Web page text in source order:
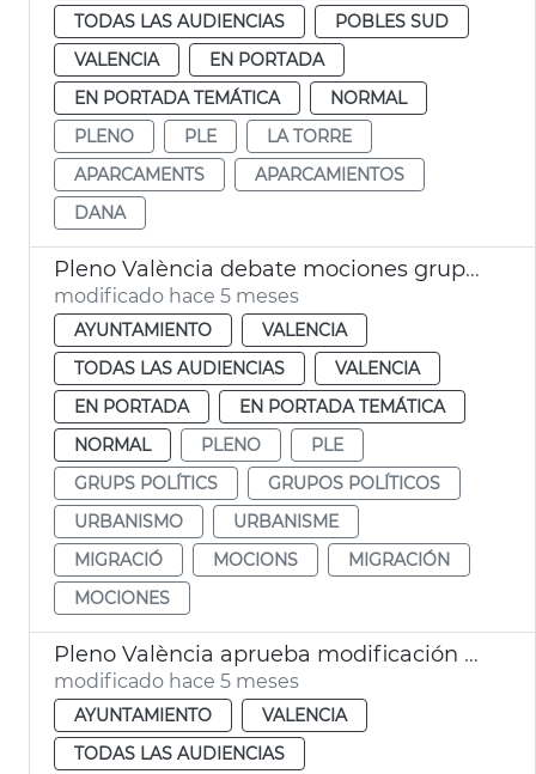
TODAS LAS AUDIENCIAS
POBLES SUD
VALENCIA
EN PORTADA
EN PORTADA TEMÁTICA
NORMAL
PLENO
PLE
LA TORRE
APARCAMENTS
APARCAMIENTOS
DANA
Pleno València debate mociones grupos municipales
modificado hace 5 meses
AYUNTAMIENTO
VALENCIA
TODAS LAS AUDIENCIAS
VALENCIA
EN PORTADA
EN PORTADA TEMÁTICA
NORMAL
PLENO
PLE
GRUPS POLÍTICS
GRUPOS POLÍTICOS
URBANISMO
URBANISME
MIGRACIÓ
MOCIONS
MIGRACIÓN
MOCIONES
Pleno València aprueba modificación PGOU cambio uso parcelas Telefónica
modificado hace 5 meses
AYUNTAMIENTO
VALENCIA
TODAS LAS AUDIENCIAS